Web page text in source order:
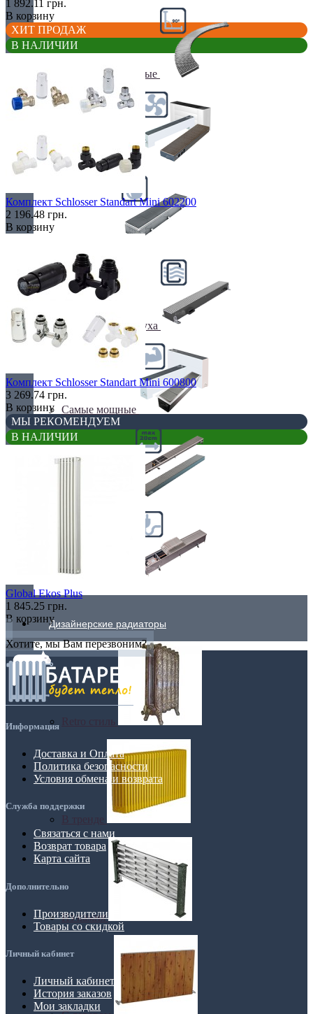
Радиусные/Угловые
С вентилятором
С притоком воздуха
Самые мощные
Электрические
Дизайнерские радиаторы
Из камня
1 892.11 грн.
В корзину
ХИТ ПРОДАЖ
В НАЛИЧИИ
Комплект Schlosser Standart Mini 602200
2 196.48 грн.
В корзину
Комплект Schlosser Standart Mini 600800
3 269.74 грн.
В корзину
МЫ РЕКОМЕНДУЕМ
В НАЛИЧИИ
Global Ekos Plus
1 845.25 грн.
В корзину
Хотите, мы Вам перезвоним?
Информация
Доставка и Оплата
Политика безопасности
Условия обмена и возврата
Служба поддержки
Связаться с нами
Возврат товара
Карта сайта
Дополнительно
Производители
Товары со скидкой
Личный кабинет
Личный кабинет
История заказов
Мои закладки